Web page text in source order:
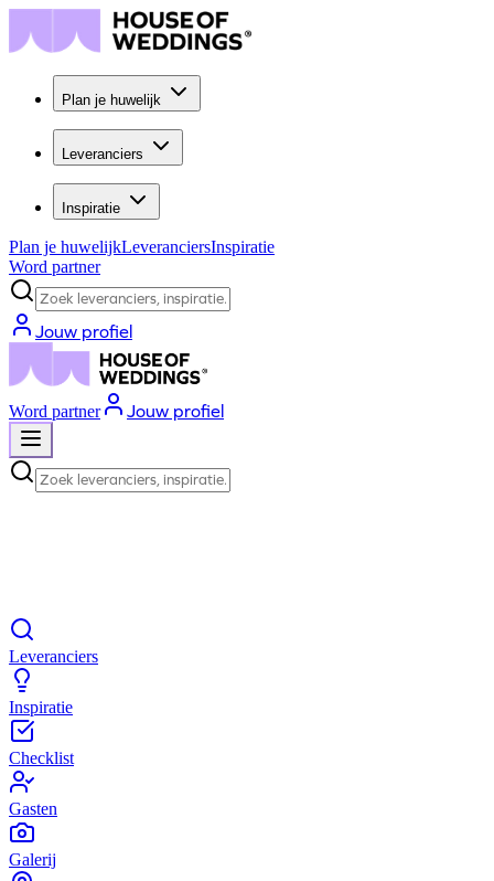
Plan je huwelijk
Leveranciers
Inspiratie
Plan je huwelijkLeveranciersInspiratie
Word partner
Zoek leveranciers, inspiratie...
Jouw profiel
Word partner Jouw profiel
Zoek leveranciers, inspiratie...
Leveranciers
Inspiratie
Checklist
Gasten
Galerij